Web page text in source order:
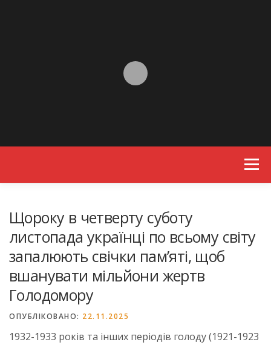
Menu
Щороку в четверту суботу
листопада українці по всьому світу
запалюють свічки пам’яті, щоб
вшанувати мільйони жертв
Голодомору
ОПУБЛІКОВАНО: 22.11.2025
1932-1933 років та інших періодів голоду (1921-1923